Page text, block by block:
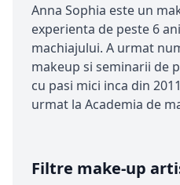
Anna Sophia este un
experienta de peste 6
machiajului. A urmat
makeup si seminarii de
cu pasi mici inca din
urmat la Academia de
Filtre make-up